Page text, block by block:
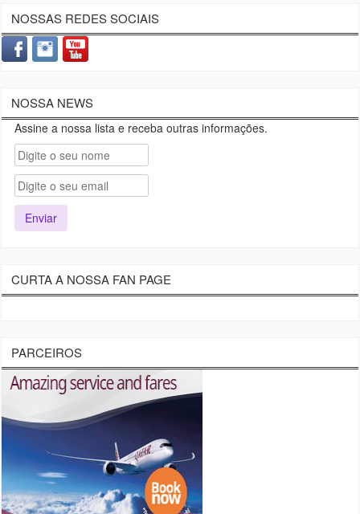
NOSSAS REDES SOCIAIS
NOSSA NEWS
Assine a nossa lista e receba outras informações.
CURTA A NOSSA FAN PAGE
PARCEIROS